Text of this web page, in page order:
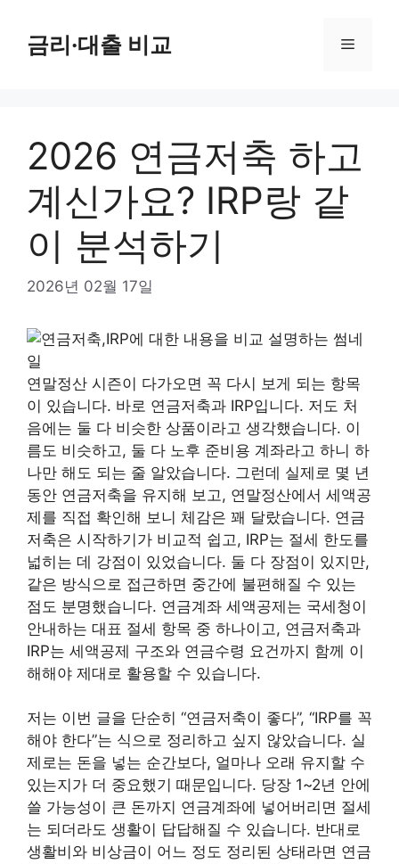
금리·대출 비교 메
2026 연금저축 하고
계신가요? IRP랑 같
이 분석하기
2026년 02월 17일
연말정산 시즌이 다가오면 꼭 다시 보게 되는 항목
이 있습니다. 바로 연금저축과 IRP입니다. 저도 처
음에는 둘 다 비슷한 상품이라고 생각했습니다. 이
름도 비슷하고, 둘 다 노후 준비용 계좌라고 하니 하
나만 해도 되는 줄 알았습니다. 그런데 실제로 몇 년
동안 연금저축을 유지해 보고, 연말정산에서 세액공
제를 직접 확인해 보니 체감은 꽤 달랐습니다. 연금
저축은 시작하기가 비교적 쉽고, IRP는 절세 한도를
넓히는 데 강점이 있었습니다. 둘 다 장점이 있지만,
같은 방식으로 접근하면 중간에 불편해질 수 있는
점도 분명했습니다. 연금계좌 세액공제는 국세청이
안내하는 대표 절세 항목 중 하나이고, 연금저축과
IRP는 세액공제 구조와 연금수령 요건까지 함께 이
해해야 제대로 활용할 수 있습니다.
저는 이번 글을 단순히 “연금저축이 좋다”, “IRP를 꼭
해야 한다”는 식으로 정리하고 싶지 않았습니다. 실
제로는 돈을 넣는 순간보다, 얼마나 오래 유지할 수
있는지가 더 중요했기 때문입니다. 당장 1~2년 안에
쓸 가능성이 큰 돈까지 연금계좌에 넣어버리면 절세
는 되더라도 생활이 답답해질 수 있습니다. 반대로
생활비와 비상금이 어느 정도 정리된 상태라면 연금